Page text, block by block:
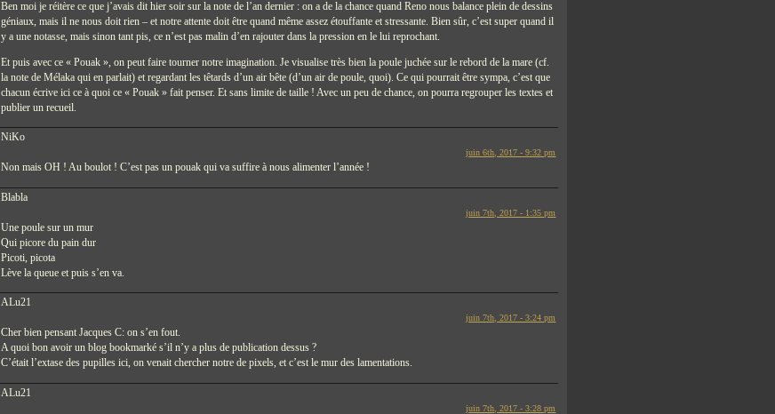
Ben moi je réitère ce que j’avais dit hier soir sur la note de l’an dernier : on a de la chance quand Reno nous balance plein de dessins
géniaux, mais il ne nous doit rien – et notre attente doit être quand même assez étouffante et stressante. Bien sûr, c’est super quand il
y a une notasse, mais sinon tant pis, ce n’est pas malin d’en rajouter dans la pression en le lui reprochant.
Et puis avec ce « Pouak », on peut faire tourner notre imagination. Je visualise très bien la poule juchée sur le rebord de la mare (cf.
la note de Mélaka qui en parlait) et regardant les têtards d’un air bête (d’un air de poule, quoi). Ce qui pourrait être sympa, c’est que
chacun écrive ici ce à quoi ce « Pouak » fait penser. Et sans limite de taille ! Avec un peu de chance, on pourra regrouper les textes et
publier un recueil.
NiKo
juin 6th, 2017 - 9:32 pm
Non mais OH ! Au boulot ! C’est pas un pouak qui va suffire à nous alimenter l’année !
Blabla
juin 7th, 2017 - 1:35 pm
Une poule sur un mur
Qui picore du pain dur
Picoti, picota
Lève la queue et puis s’en va.
ALu21
juin 7th, 2017 - 3:24 pm
Cher bien pensant Jacques C: on s’en fout.
A quoi bon avoir un blog bookmarké s’il n’y a plus de publication dessus ?
C’était l’extase des pupilles ici, on venait chercher notre de pixels, et c’est le mur des lamentations.
ALu21
juin 7th, 2017 - 3:28 pm